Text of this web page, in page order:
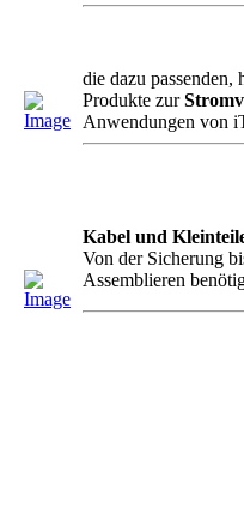
die dazu passenden,
Produkte zur
Anwendungen von
Kabel und
Von der Sicherung
Assemblieren